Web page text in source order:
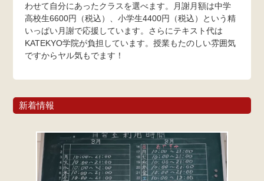
わせて自分にあったクラスを選べます。月謝月額は中学
高校生6600円（税込）、小学生4400円（税込）という精
いっぱい月謝で応援しています。さらにテキスト代は
KATEKYO学院が負担しています。授業もたのしい雰囲気
ですからヤル気もでます！
新着情報